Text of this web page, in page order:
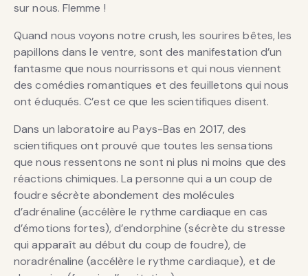
sur nous. Flemme !
Quand nous voyons notre crush, les sourires bêtes, les
papillons dans le ventre, sont des manifestation d’un
fantasme que nous nourrissons et qui nous viennent
des comédies romantiques et des feuilletons qui nous
ont éduqués. C’est ce que les scientifiques disent.
Dans un laboratoire au Pays-Bas en 2017, des
scientifiques ont prouvé que toutes les sensations
que nous ressentons ne sont ni plus ni moins que des
réactions chimiques. La personne qui a un coup de
foudre sécrète abondement des molécules
d’adrénaline (accélère le rythme cardiaque en cas
d’émotions fortes), d’endorphine (sécrète du stresse
qui apparaît au début du coup de foudre), de
noradrénaline (accélère le rythme cardiaque), et de